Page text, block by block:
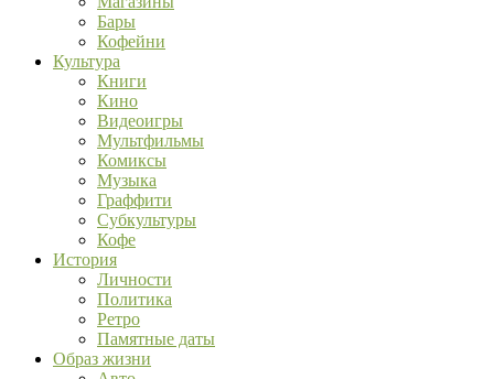
Бары
Кофейни
Культура
Книги
Кино
Видеоигры
Мультфильмы
Комиксы
Музыка
Граффити
Субкультуры
Кофе
История
Личности
Политика
Ретро
Памятные даты
Образ жизни